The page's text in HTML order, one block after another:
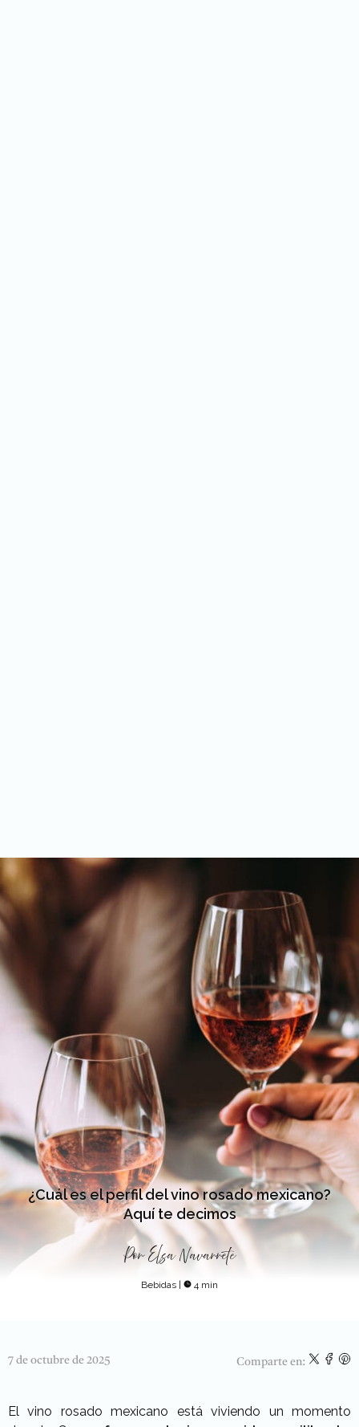
¿Cuál es el perfil del vino rosado mexicano?
Aquí te decimos
Por Elsa Navarrete
Bebidas 4 min
7 de octubre de 2025 Comparte en:
El vino rosado mexicano está viviendo un momento